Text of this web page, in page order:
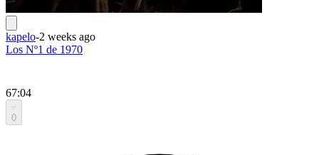
kapelo-2 weeks ago
Los Nº1 de 1970
67:04
0